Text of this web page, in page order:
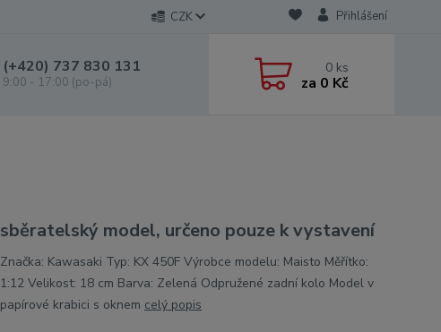
CZK Přihlášení
(+420) 737 830 131
9:00 - 17:00 (po-pá)
0 ks
za 0 Kč
sběratelský model, určeno pouze k vystavení
Značka: Kawasaki Typ: KX 450F Výrobce modelu: Maisto Měřítko:
1:12 Velikost: 18 cm Barva: Zelená Odpružené zadní kolo Model v
papírové krabici s oknem celý popis